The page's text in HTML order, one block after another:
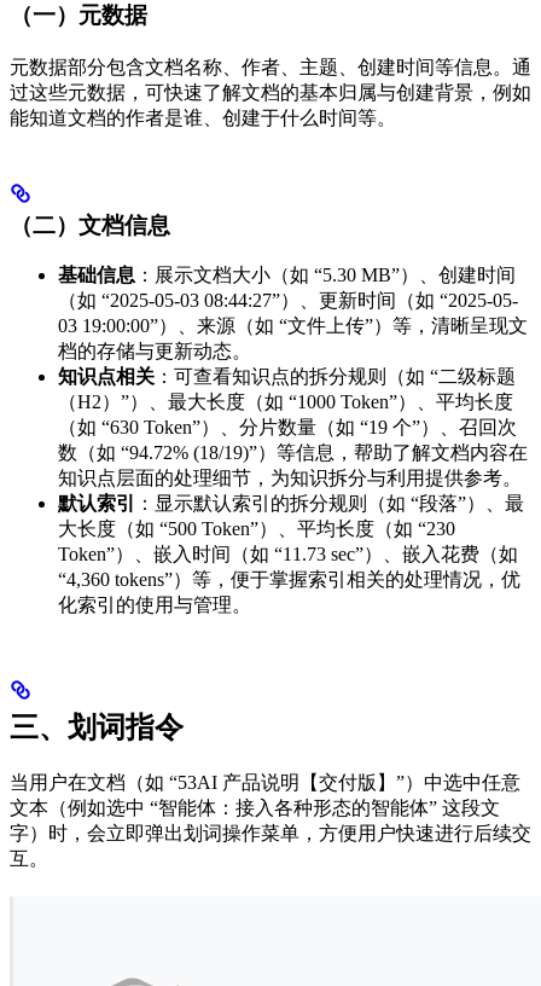
（一）元数据
元数据部分包含文档名称、作者、主题、创建时间等信息。通
过这些元数据，可快速了解文档的基本归属与创建背景，例如
能知道文档的作者是谁、创建于什么时间等。
（二）文档信息
基础信息 ：展示文档大小（如 “5.30 MB”）、创建时间
（如 “2025-05-03 08:44:27”）、更新时间（如 “2025-05-
03 19:00:00”）、来源（如 “文件上传”）等，清晰呈现文
档的存储与更新动态。
知识点相关 ：可查看知识点的拆分规则（如 “二级标题
（H2）”）、最大长度（如 “1000 Token”）、平均长度
（如 “630 Token”）、分片数量（如 “19 个”）、召回次
数（如 “94.72% (18/19)”）等信息，帮助了解文档内容在
知识点层面的处理细节，为知识拆分与利用提供参考。
默认索引
：显示默认索引的拆分规则（如 “段落”）、最
大长度（如 “500 Token”）、平均长度（如 “230
Token”）、嵌入时间（如 “11.73 sec”）、嵌入花费（如
“4,360 tokens”）等，便于掌握索引相关的处理情况，优
化索引的使用与管理。
三、划词指令
当用户在文档（如 “53AI 产品说明【交付版】”）中选中任意
文本（例如选中 “智能体：接入各种形态的智能体” 这段文
字）时，会立即弹出划词操作菜单，方便用户快速进行后续交
互。